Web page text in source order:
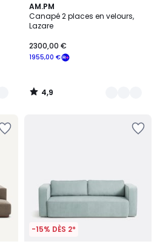
AM.PM
Canapé 2 places en velours,
Lazare
1955,00 €
2300,00 €
4,9
/ 5
16
Couleurs
4,9
/
-15% DÈS 2*